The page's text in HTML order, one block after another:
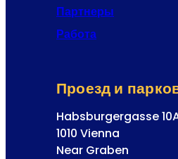
Партнеры
Работа
Проезд и
Habsburgergasse
1010 Vienna
Near Graben